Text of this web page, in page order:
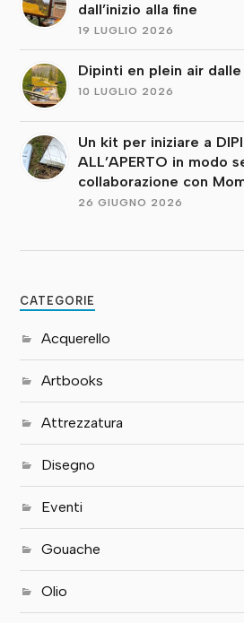
dall’inizio alla fine
19 LUGLIO 2026
Dipinti en plein air
10 LUGLIO 2026
Un kit per iniziare a
ALL’APERTO in modo
collaborazione con
26 GIUGNO 2026
CATEGORIE
Acquerello
Artbooks
Attrezzatura
Disegno
Eventi
Gouache
Olio